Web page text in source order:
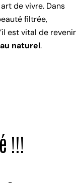
art de vivre. Dans
filtrée,
est vital de revenir
naturel.